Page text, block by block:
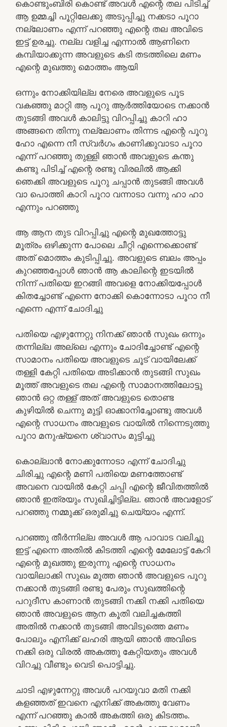
കൊണ്ടുംബിരി കൊണ്ട് അവൾ എന്റെ തല പിടിച്ച്
ആ ഉമ്മച്ചി പൂറ്റിലേക്കു അടുപ്പിച്ചു നക്കടാ പൂറാ
നല്ലോണം എന്ന് പറഞ്ഞു എന്റെ തല അവിടെ
ഇട്ട് ഉരച്ചു. നല്ല വളിച്ച എന്നാൽ ആണിനെ
കമ്പിയാക്കുന്ന അവളുടെ കടി തടത്തിലെ മണം
എന്റെ മുഖത്തു മൊത്തം ആയി
ഒന്നും നോക്കിയില്ല നേരെ അവളുടെ പൂട
വകഞ്ഞു മാറ്റി ആ പൂറു ആർത്തിയോടെ നക്കാൻ
തുടങ്ങി അവൾ കാലിട്ടു വിറപ്പിച്ചു കാറി ഹാ
അങ്ങനെ തിന്നു നല്ലോണം തിന്നട എന്റെ പൂറു
ഹോ എന്നെ നീ സ്വർഗം കാണിക്കുവാടാ പൂറാ
എന്ന് പറഞ്ഞു തുള്ളി ഞാൻ അവളുടെ കന്തു
കണ്ടു പിടിച്ച് എന്റെ രണ്ടു വിരലിൽ ആക്കി
ഞെക്കി അവളുടെ പൂറു ചപ്പാൻ തുടങ്ങി അവൾ
വാ പൊത്തി കാറി പൂറാ വന്നാടാ വന്നു ഹാ ഹാ
എന്നും പറഞ്ഞു
ആ ആന തുട വിറപ്പിച്ചു എന്റെ മുഖത്തോട്ടു
മൂത്രം ഒഴിക്കുന്ന പോലെ ചീറ്റി എന്നെക്കൊണ്ട്
അത് മൊത്തം കുടിപ്പിച്ചു. അവളുടെ ബലം അപ്പം
കുറഞ്ഞപ്പോൾ ഞാൻ ആ കാലിന്റെ ഇടയിൽ
നിന്ന് പതിയെ ഇറങ്ങി അവളെ നോക്കിയപ്പോൾ
കിതച്ചോണ്ട് എന്നെ നോക്കി കൊന്നോടാ പൂറാ നീ
എന്നെ എന്ന് ചോദിച്ചു
പതിയെ എഴുന്നേറ്റു നിനക്ക് ഞാൻ സുഖം ഒന്നും
തന്നില്ല അല്ലെ എന്നും ചോദിച്ചോണ്ട് എന്റെ
സാമാനം പതിയെ അവളുടെ ചൂട് വായിലേക്ക്
തള്ളി കേറ്റി പതിയെ അടിക്കാൻ തുടങ്ങി സുഖം
മൂത്ത് അവളുടെ തല എന്റെ സാമാനത്തിലോട്ടു
ഞാൻ ഒറ്റ തള്ള് അത് അവളുടെ തൊണ്ട
കുഴിയിൽ ചെന്നു മുട്ടി ഓക്കാനിച്ചോണ്ടു അവൾ
എന്റെ സാധനം അവളുടെ വായിൽ നിന്നെടുത്തു
പൂറാ മനുഷ്യനെ ശ്വാസം മുട്ടിച്ചു
കൊല്ലാൻ നോക്കുന്നോടാ എന്ന് ചോദിച്ചു
ചിരിച്ചു എന്റെ മണി പതിയെ മണത്തോണ്ട്
അവനെ വായിൽ കേറ്റി ചപ്പി എന്റെ ജീവിതത്തിൽ
ഞാൻ ഇത്രയും സുഖിച്ചിട്ടില്ല. ഞാൻ അവളോട്‌
പറഞ്ഞു നമ്മുക്ക് ഒരുമിച്ചു ചെയ്യാം എന്ന്.
പറഞ്ഞു തീർന്നില്ല അവൾ ആ പാവാട വലിച്ചു
ഇട്ട് എന്നെ അതിൽ കിടത്തി എന്റെ മേലോട്ട് കേറി
എന്റെ മുഖത്തു ഇരുന്നു എന്റെ സാധനം
വായിലാക്കി സുഖം മൂത്ത ഞാൻ അവളുടെ പൂറു
നക്കാൻ തുടങ്ങി രണ്ടു പേരും സുഖത്തിന്റെ
പറുദീസ കാണാൻ തുടങ്ങി നക്കി നക്കി പതിയെ
ഞാൻ അവളുടെ ആന കൂതി വലിച്ചകത്തി
അതിൽ നക്കാൻ തുടങ്ങി അവിടുത്തെ മണം
പോലും എനിക്ക് ലഹരി ആയി ഞാൻ അവിടെ
നക്കി ഒരു വിരൽ അകത്തു കേറ്റിയതും അവൾ
വിറച്ചു വീണ്ടും വെടി പൊട്ടിച്ചു.
ചാടി എഴുന്നേറ്റു അവൾ പറയുവാ മതി നക്കി
കളഞ്ഞത് ഇവനെ എനിക്ക് അകത്തു വേണം
എന്ന് പറഞ്ഞു കാൽ അകത്തി ഒരു കിടത്തം.